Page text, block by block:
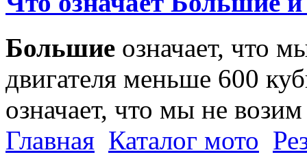
Большие означает, что
двигателя меньше 600
означает, что мы не
Главная Каталог мото